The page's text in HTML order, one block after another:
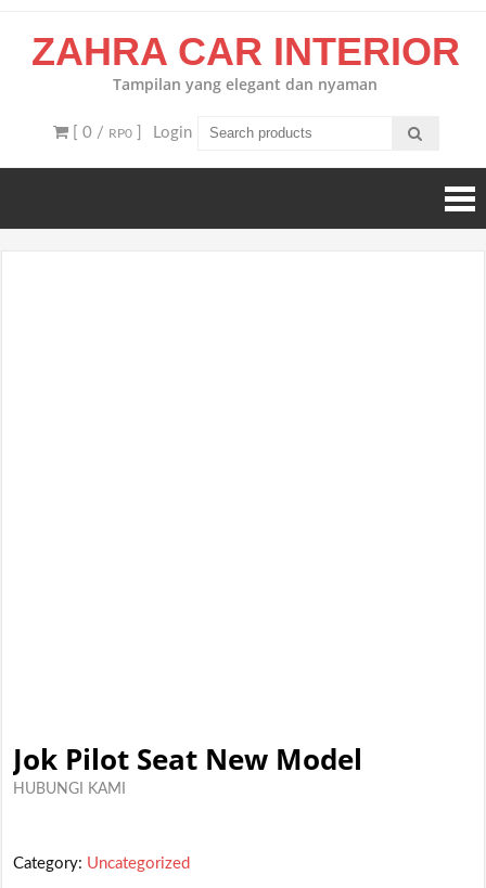
ZAHRA CAR INTERIOR
Tampilan yang elegant dan nyaman
[ 0 / RP0] Login
Jok Pilot Seat New Model
HUBUNGI KAMI
Category: Uncategorized